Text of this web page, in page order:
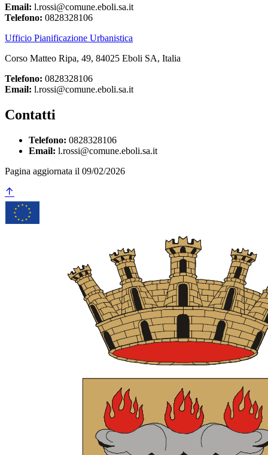
Email: l.rossi@comune.eboli.sa.it
Telefono: 0828328106
Ufficio Pianificazione Urbanistica
Corso Matteo Ripa, 49, 84025 Eboli SA, Italia
Telefono: 0828328106
Email: l.rossi@comune.eboli.sa.it
Contatti
Telefono: 0828328106
Email: l.rossi@comune.eboli.sa.it
Pagina aggiornata il 09/02/2026